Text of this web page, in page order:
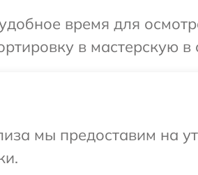
время для
в мастерскую
мы предоставим на